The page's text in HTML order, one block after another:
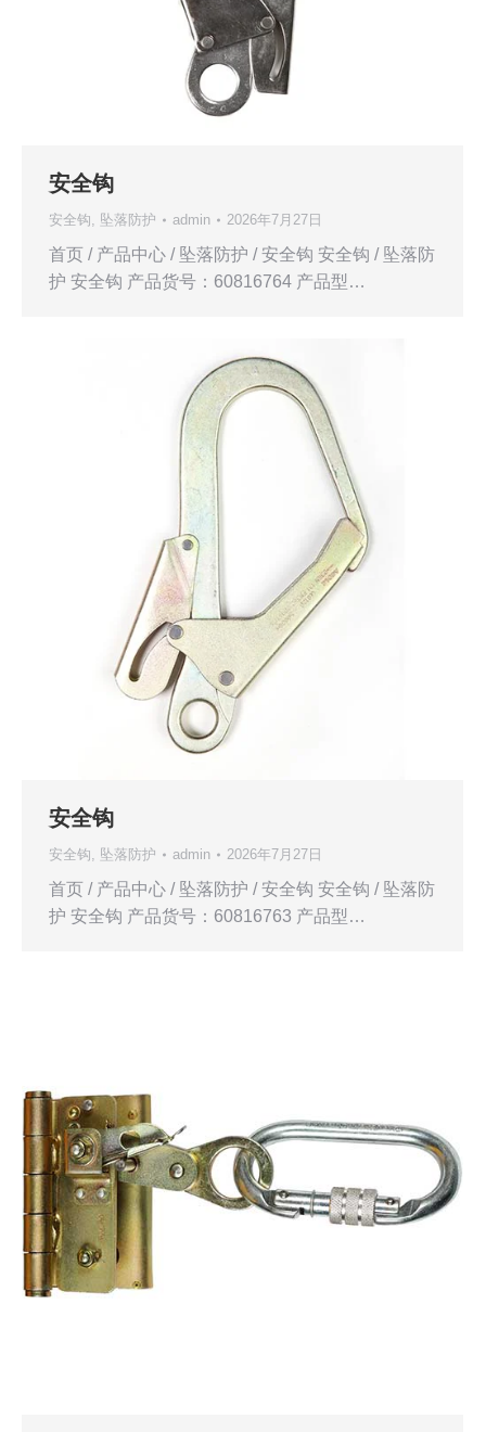
安全钩
安全钩, 坠落防护 admin 2026年7月27日
首页 / 产品中心 / 坠落防护 / 安全钩 安全钩 / 坠落防
护 安全钩 产品货号：60816764 产品型…
安全钩
安全钩, 坠落防护 admin 2026年7月27日
首页 / 产品中心 / 坠落防护 / 安全钩 安全钩 / 坠落防
护 安全钩 产品货号：60816763 产品型…